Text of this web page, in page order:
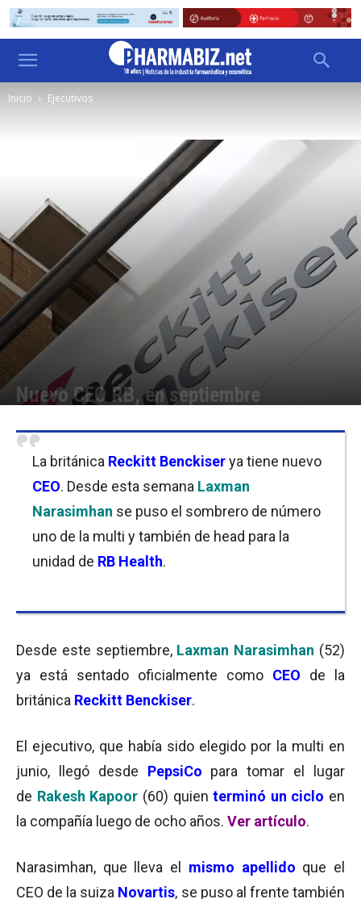
Inicio Ejecutivos
Nuevo CEO RB, en septiembre
La británica Reckitt Benckiserya tiene nuevo
CEO. Desde esta semana Laxman
Narasimhan se puso el sombrero de número
uno de la multi y también de head para la
unidad de RB Health.
Desde este septiembre, Laxman Narasimhan (52)
ya está sentado oficialmente como CEO de la
británica Reckitt Benckiser.
El ejecutivo, que había sido elegido por la multi en
junio, llegó desde PepsiCo para tomar el lugar
de Rakesh Kapoor (60) quienterminó un ciclo en
la compañía luego de ocho años. Ver artículo.
Narasimhan, que lleva el mismo apellido que el
CEO de la suiza Novartis, se puso al frente también